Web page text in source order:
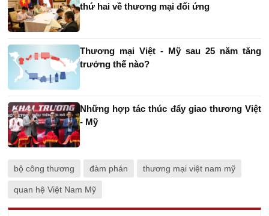
thứ hai về thương mại đối ứng
Thương mại Việt - Mỹ sau 25 năm tăng
trưởng thế nào?
Những hợp tác thúc đẩy giao thương Việt
- Mỹ
bộ công thương đàm phán thương mại việt nam mỹ
quan hệ Việt Nam Mỹ